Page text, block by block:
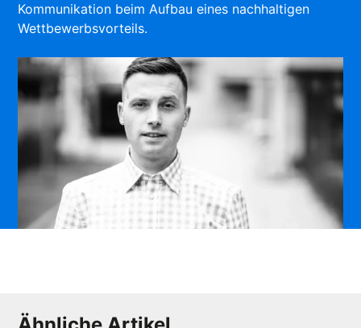
Kommunikation beim Aufbau eines nachhaltigen
Wettbewerbsvorteils.